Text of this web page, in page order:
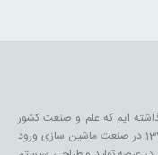
ایم که علم و صنعت کشور
عزیزمان را ارتقا دهیم.شرکت الماس صنعت از سال 1392 در صنعت ماشین سازی ورود